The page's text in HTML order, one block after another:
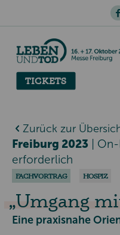
TICKETS
Zurück zur
Freiburg 2023
erforderlich
FACHVORTRAG HOSPIZ
Umgang
Eine praxisnahe